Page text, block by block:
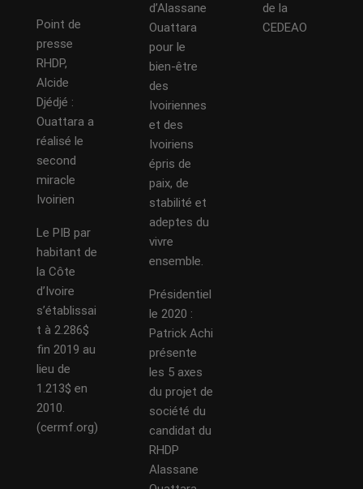
Point de
presse
RHDP,
Alcide
Djédjé :
Ouattara a
réalisé le
second
miracle
Ivoirien
Le PIB par
habitant de
la Côte
d’Ivoire
s’établissai
t à 2.286$
fin 2019 au
lieu de
1.213$ en
2010.
(cermf.org)
d’Alassane
Ouattara
pour le
bien-être
des
Ivoiriennes
et des
Ivoiriens
épris de
paix, de
stabilité et
adeptes du
vivre
ensemble.
Présidentiel
le 2020 :
Patrick Achi
présente
les 5 axes
du projet de
société du
candidat du
RHDP
Alassane
de la
CEDEAO